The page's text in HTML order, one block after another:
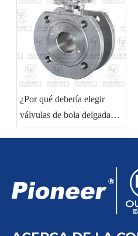
¿Por qué debería elegir
válvulas de bola delgadas
para aplicaciones de ahorro